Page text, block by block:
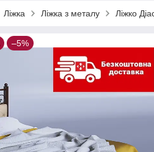
Ліжка Ліжка з металу Ліжко
–5%